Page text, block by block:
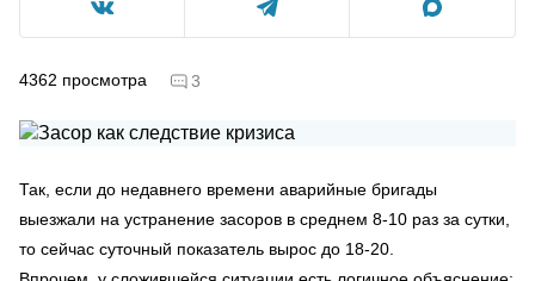
4362 просмотра 3
Так, если до недавнего времени аварийные бригады
выезжали на устранение засоров в среднем 8-10 раз за сутки,
то сейчас суточный показатель вырос до 18-20.